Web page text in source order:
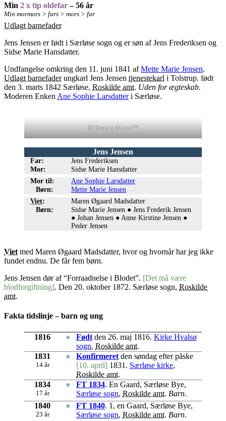
Min 2 x tip oldefar– 56 år
Min mormors > fars > mors > far
Udlagt barnefader
Jens Jensen er født i Særløse sogn og er søn af Jens Frederiksen og
Sidse Marie Hansdatter.
Undfangelse omkring den 11. juni 1841 afMette Marie Jensen.
Udlagt barnefaderungkarl Jens Jensen tjenestekarl i Tolstrup. født
den 3. marts 1842 Særløse, Roskilde amt. Uden for ægteskab.
Moderen Enken Ane Sophie Larsdatteri Særløse.
© Beauty Moon™
Jens Jensen
Far:
Jens Frederiksen
Mor:
Sidse Marie Hansdatter
Mor til:
Ane Sophie Larsdatter
Børn:
Mette Marie Jensen
Viet:
Maren Øgaard Madsdatter
Børn:
Sidse Marie Jensen ● Jens Frederik Jensen
● Johan Jensen ● Anne Kirstine Jensen ●
Peder Jensen
Viet med Maren Øgaard Madsdatter, hvor og hvornår har jeg ikke
fundet endnu. De får fem børn.
Jens Jensen dør af “Forraadnelse i Blodet”. [Det må være
blodforgiftning]. Den 20. oktober 1872. Særløse sogn, Roskilde
amt.
Fakta tidslinje – barn og ung
1816 ● Født den 26. maj 1816. Kirke Hvalsø
sogn, Roskilde amt.
1831
14 år
● Konfirmeret den søndag efter påske
[10. april] 1831. Særløse kirke,
Roskilde amt.
1834
17 år
● FT 1834. En Gaard, Særløse Bye,
Særløse sogn, Roskilde amt. Barn.
1840
23 år
● FT 1840. 1, en Gaard, Særløse Bye,
Særløse sogn, Roskilde amt. Barn.